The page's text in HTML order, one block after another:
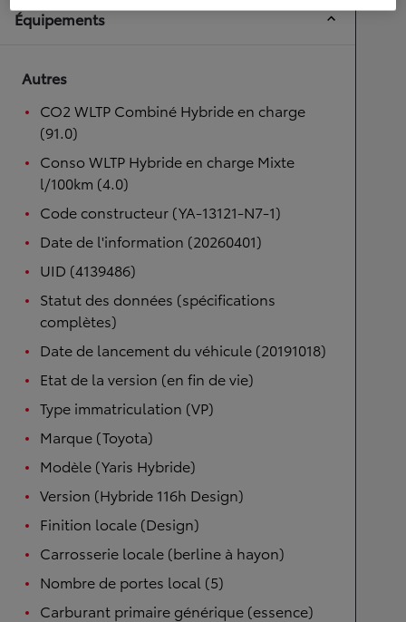
Équipements
Autres
CO2 WLTP Combiné Hybride en charge
(91.0)
Conso WLTP Hybride en charge Mixte
l/100km (4.0)
Code constructeur (YA-13121-N7-1)
Date de l'information (20260401)
UID (4139486)
Statut des données (spécifications
complètes)
Date de lancement du véhicule (20191018)
Etat de la version (en fin de vie)
Type immatriculation (VP)
Marque (Toyota)
Modèle (Yaris Hybride)
Version (Hybride 116h Design)
Finition locale (Design)
Carrosserie locale (berline à hayon)
Nombre de portes local (5)
Carburant primaire générique (essence)